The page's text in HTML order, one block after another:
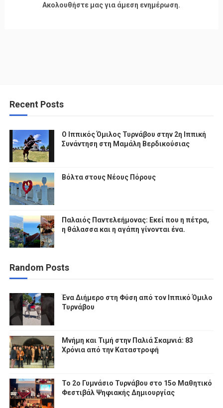
Ακολουθήστε μας για άμεση ενημέρωση.
Recent Posts
Ο Ιππικός Όμιλος Τυρνάβου στην 2η Ιππική
Συνάντηση στη Μαμάλη Βερδικούσιας
Βόλτα στους Νέους Πόρους
Παλαιός Παντελεήμονας: Εκεί που η πέτρα,
η θάλασσα και η αγάπη γίνονται ένα.
Random Posts
Ένα Διήμερο στη Φύση από τον Ιππικό Όμιλο
Τυρνάβου
Μνήμη και Τιμή στην Παλιά Σκαμνιά: 83
Χρόνια από την Καταστροφή
To 2ο Γυμνάσιο Τυρνάβου στο 15ο Μαθητικό
Φεστιβάλ Ψηφιακής Δημιουργίας